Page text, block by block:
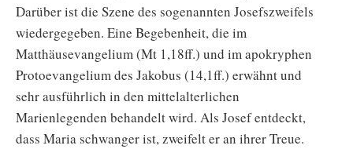
Darüber ist die Szene des sogenannten Josefszweifels
wiedergegeben. Eine Begebenheit, die im
Matthäusevangelium (Mt 1,18ff.) und im apokryphen
Protoevangelium des Jakobus (14,1ff.) erwähnt und
sehr ausführlich in den mittelalterlichen
Marienlegenden behandelt wird. Als Josef entdeckt,
dass Maria schwanger ist, zweifelt er an ihrer Treue.